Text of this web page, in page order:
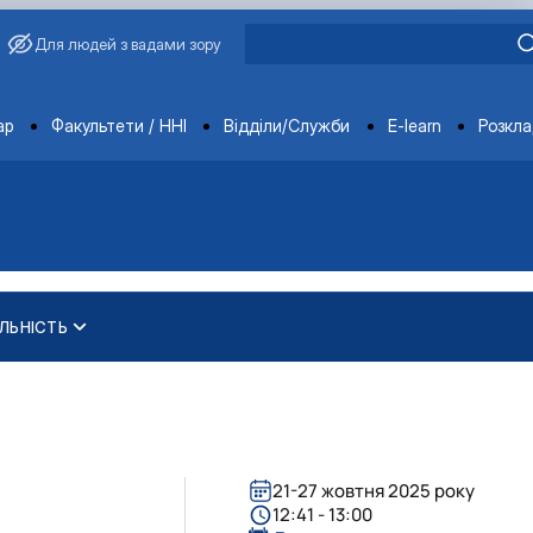
Для людей з вадами зору
Факультети / ННІ Відділи/Служби E-learn
продукції твар…
продукції твар…
21-27 жовтня 2025 року
12:41 - 13:00